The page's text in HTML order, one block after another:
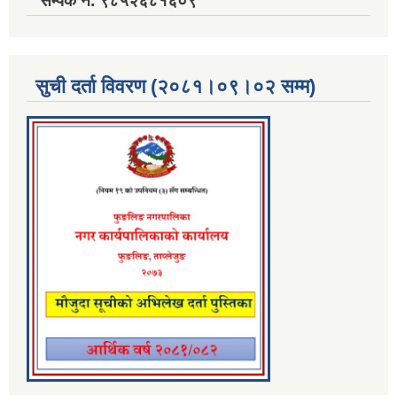
सुची दर्ता विवरण (२०८१।०९।०२ सम्म)